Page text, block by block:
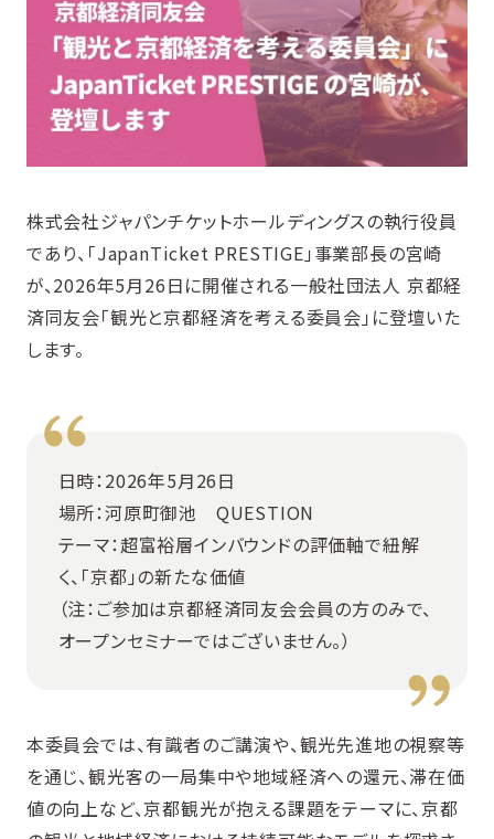
株式会社ジャパンチケットホールディングスの執行役員
であり、「JapanTicket PRESTIGE」事業部長の宮崎
が、2026年5月26日に開催される一般社団法人 京都経
済同友会「観光と京都経済を考える委員会」に登壇いた
します。
日時：2026年5月26日
場所：河原町御池 QUESTION
テーマ：超富裕層インバウンドの評価軸で紐解
く、「京都」の新たな価値
（注：ご参加は京都経済同友会会員の方のみで、
オープンセミナーではございません。）
本委員会では、有識者のご講演や、観光先進地の視察等
を通じ、観光客の一局集中や地域経済への還元、滞在価
値の向上など、京都観光が抱える課題をテーマに、京都